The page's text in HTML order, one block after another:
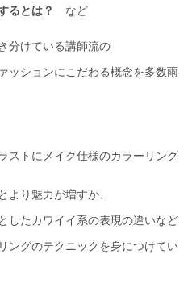
るとは？
など
分けている講師流の
ッションにこだわる概念を多数雨
ストにメイク仕様のカラーリング
より魅力が増すか、
したカワイイ系の表現の違いなど
ングのテクニックを身につけてい